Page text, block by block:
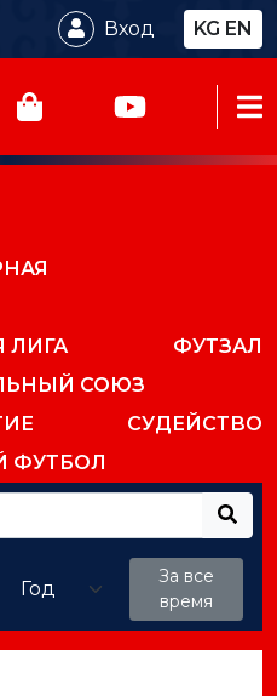
Вход KG EN
ЛИГА
ФУТЗАЛ
СОЮЗ
СУДЕЙСТВО
ФУТБОЛ
За все
время